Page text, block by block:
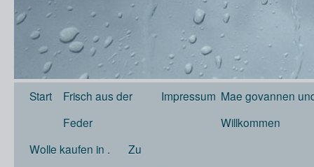
Start
Frisch aus der
Feder
Impressum Mae govannen
Willkommen
Wolle kaufen in .
Zu